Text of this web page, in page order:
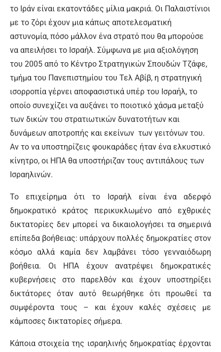
το Ιράν είναι εκατοντάδες μίλια μακριά. Οι Παλαιστίνιοι
με το ζόρι έχουν μια κάπως αποτελεσματική
αστυνομία, πόσο μάλλον ένα στρατό που θα μπορούσε
να απειλήσει το Ισραήλ. Σύμφωνα με μια αξιολόγηση
του 2005 από το Κέντρο Στρατηγικών Σπουδών Τζάφε,
τμήμα του Πανεπιστημίου του Τελ Αβίβ, η στρατηγική
ισορροπία γέρνει αποφασιστικά υπέρ του Ισραήλ, το
οποίο συνεχίζει να αυξάνει το ποιοτικό χάσμα μεταξύ
των δικών του στρατιωτικών δυνατοτήτων και
δυνάμεων αποτροπής και εκείνων των γειτόνων του.
Αν το να υποστηρίζεις φουκαράδες ήταν ένα ελκυστικό
κίνητρο, οι ΗΠΑ θα υποστήριζαν τους αντιπάλους των
Ισραηλινών.
Το επιχείρημα ότι το Ισραήλ είναι ένα αδερφό
δημοκρατικό κράτος περικυκλωμένο από εχθρικές
δικτατορίες δεν μπορεί να δικαιολογήσει τα σημερινά
επίπεδα βοήθειας: υπάρχουν πολλές δημοκρατίες στον
κόσμο αλλά καμία δεν λαμβάνει τόσο γενναιόδωρη
βοήθεια. Οι ΗΠΑ έχουν ανατρέψει δημοκρατικές
κυβερνήσεις στο παρελθόν και έχουν υποστηρίξει
δικτάτορες όταν αυτό θεωρήθηκε ότι προωθεί τα
συμφέροντα τους – και έχουν καλές σχέσεις με
κάμποσες δικτατορίες σήμερα.
Κάποια στοιχεία της ισραηλινής δημοκρατίας έρχονται